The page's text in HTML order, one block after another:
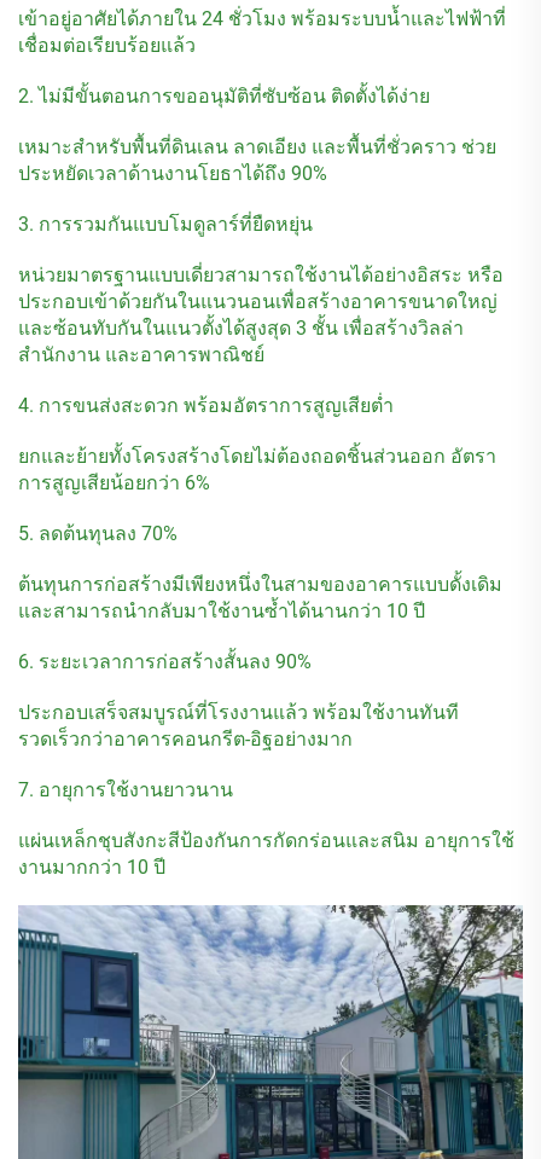
เข้าอยู่อาศัยได้ภายใน 24 ชั่วโมง พร้อมระบบน้ำและไฟฟ้าที่
เชื่อมต่อเรียบร้อยแล้ว
2. ไม่มีขั้นตอนการขออนุมัติที่ซับซ้อน ติดตั้งได้ง่าย
เหมาะสำหรับพื้นที่ดินเลน ลาดเอียง และพื้นที่ชั่วคราว ช่วย
ประหยัดเวลาด้านงานโยธาได้ถึง 90%
3. การรวมกันแบบโมดูลาร์ที่ยืดหยุ่น
หน่วยมาตรฐานแบบเดี่ยวสามารถใช้งานได้อย่างอิสระ หรือ
ประกอบเข้าด้วยกันในแนวนอนเพื่อสร้างอาคารขนาดใหญ่
และซ้อนทับกันในแนวตั้งได้สูงสุด 3 ชั้น เพื่อสร้างวิลล่า
สำนักงาน และอาคารพาณิชย์
4. การขนส่งสะดวก พร้อมอัตราการสูญเสียต่ำ
ยกและย้ายทั้งโครงสร้างโดยไม่ต้องถอดชิ้นส่วนออก อัตรา
การสูญเสียน้อยกว่า 6%
5. ลดต้นทุนลง 70%
ต้นทุนการก่อสร้างมีเพียงหนึ่งในสามของอาคารแบบดั้งเดิม
และสามารถนำกลับมาใช้งานซ้ำได้นานกว่า 10 ปี
6. ระยะเวลาการก่อสร้างสั้นลง 90%
ประกอบเสร็จสมบูรณ์ที่โรงงานแล้ว พร้อมใช้งานทันที
รวดเร็วกว่าอาคารคอนกรีต-อิฐอย่างมาก
7. อายุการใช้งานยาวนาน
แผ่นเหล็กชุบสังกะสีป้องกันการกัดกร่อนและสนิม อายุการใช้
งานมากกว่า 10 ปี